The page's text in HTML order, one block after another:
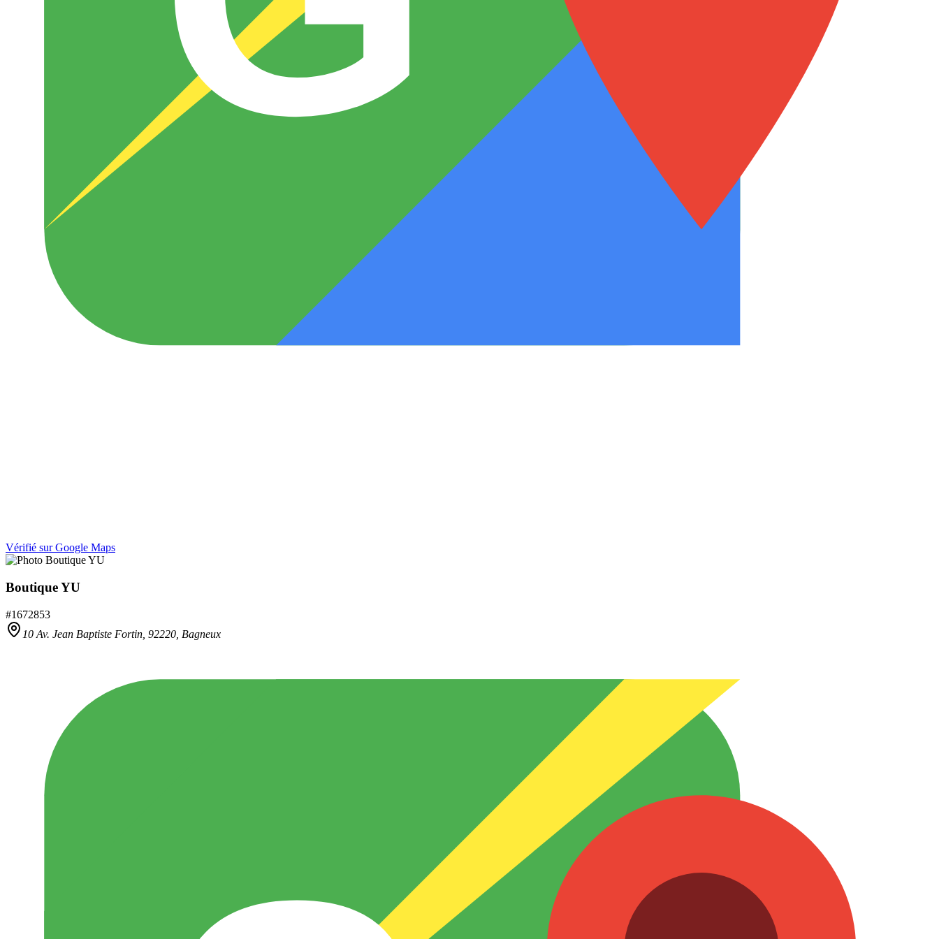
Vérifié sur Google Maps
Boutique YU
#1672853
10 Av. Jean Baptiste Fortin, 92220 Bagneux